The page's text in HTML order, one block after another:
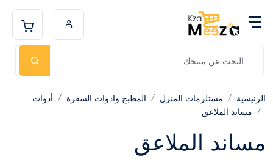
الرئيسية مستلزمات المنزل المطبخ وادوات السفرة
أدوات
مساند الملاعق
مساند الملاعق